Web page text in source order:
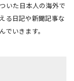
いた日本人の海外で
る日記や新聞記事な
いきます。